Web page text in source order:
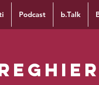
Podcast b.Talk